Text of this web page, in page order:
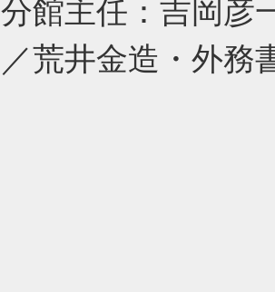
分館主任：吉岡彦
／荒井金造・外務